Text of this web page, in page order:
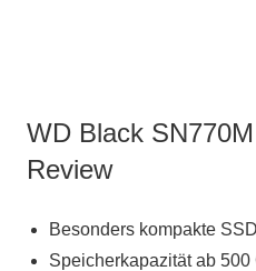
WD Black
Review
Besonders kompakte
Speicherkapazität ab 500